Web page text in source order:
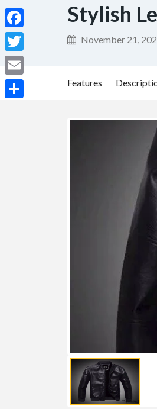
Stylish
November 21,
Features
Facebook
Twitter
Email